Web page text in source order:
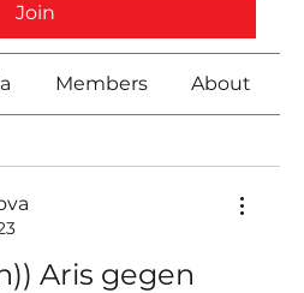
Join
Members About
Aris gegen